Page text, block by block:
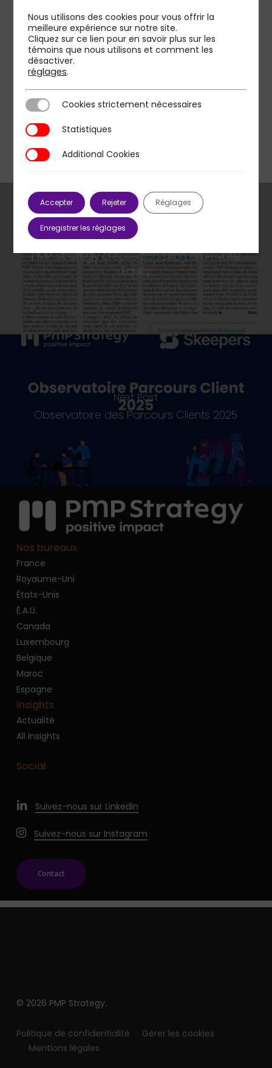
Previous Post
PMP Strategy creuse son sillon en Private
Equity
Next Post
Observatoire des Parcours Clients 2025
Nos bureaux
France
Royaume-Uni
États-Unis
É.A.U.
Canada
Luxembourg
Belgique
Maroc
Espagne
Insights
Actualité
All Insights
Social
Suivez-nous sur LinkedIn
Suivez-nous sur Instagram
Contact
© 2026 PMP Strategy.
Politique de confidentialité
Gérer les cookies
Mentions légales
Nous utilisons des cookies pour vous offrir la
meilleure expérience sur notre site.
Cliquez sur ce lien pour en savoir plus sur les
témoins que nous utilisons et comment les
désactiver.
réglages.
Cookies strictement nécessaires
Cookies strictement nécessaires
StatistiquesStatistiques
Additional Cookies
Additional Cookies
Accepter Rejeter Réglages
Enregistrer les réglages